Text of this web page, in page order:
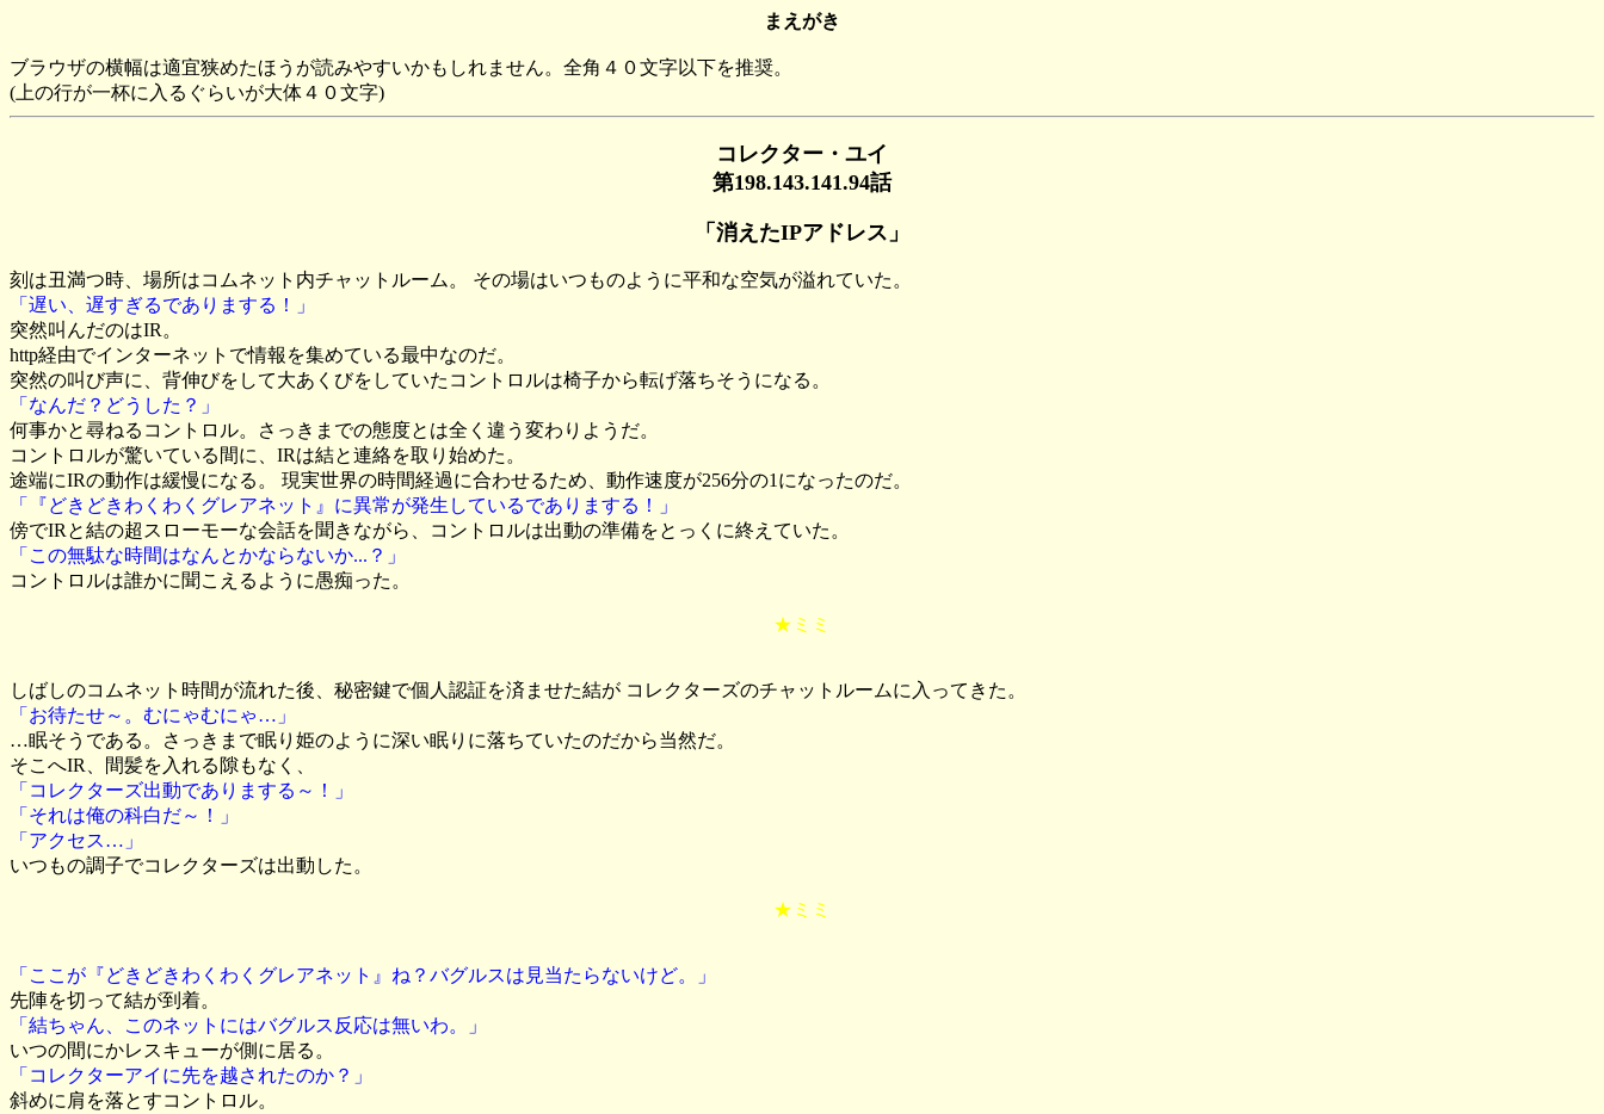
まえがき
ブラウザの横幅は適宜狭めたほうが読みやすいかもしれません。全角４０文字以下を推奨。
(上の行が一杯に入るぐらいが大体４０文字)
コレクター・ユイ
第198.143.141.94話
「消えたIPアドレス」
刻は丑満つ時、場所はコムネット内チャットルーム。 その場はいつものように平和な空気が溢れていた。
「遅い、遅すぎるでありまする！」
突然叫んだのはIR。
http経由でインターネットで情報を集めている最中なのだ。
突然の叫び声に、背伸びをして大あくびをしていたコントロルは椅子から転げ落ちそうになる。
「なんだ？どうした？」
何事かと尋ねるコントロル。さっきまでの態度とは全く違う変わりようだ。
コントロルが驚いている間に、IRは結と連絡を取り始めた。
途端にIRの動作は緩慢になる。 現実世界の時間経過に合わせるため、動作速度が256分の1になったのだ。
「『どきどきわくわくグレアネット』に異常が発生しているでありまする！」
傍でIRと結の超スローモーな会話を聞きながら、コントロルは出動の準備をとっくに終えていた。
「この無駄な時間はなんとかならないか...？」
コントロルは誰かに聞こえるように愚痴った。
★ミミ
しばしのコムネット時間が流れた後、秘密鍵で個人認証を済ませた結が コレクターズのチャットルームに入ってきた。
「お待たせ～。むにゃむにゃ…」
…眠そうである。さっきまで眠り姫のように深い眠りに落ちていたのだから当然だ。
そこへIR、間髪を入れる隙もなく、
「コレクターズ出動でありまする～！」
「それは俺の科白だ～！」
「アクセス…」
いつもの調子でコレクターズは出動した。
★ミミ
「ここが『どきどきわくわくグレアネット』ね？バグルスは見当たらないけど。」
先陣を切って結が到着。
「結ちゃん、このネットにはバグルス反応は無いわ。」
いつの間にかレスキューが側に居る。
「コレクターアイに先を越されたのか？」
斜めに肩を落とすコントロル。